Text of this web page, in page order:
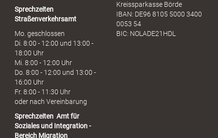
Sprechzeiten
Straßenverkehrsamt
Mo. geschlossen
Di. 8:00 - 12:00 und 13:00 -
18:00 Uhr
Mi. 8:00 - 12:00 Uhr
Do. 8:00 - 12:00 und 13:00 -
16:00 Uhr
Fr. 8:00 - 11:30 Uhr
oder nach Vereinbarung
Sprechzeiten Amt für
Soziales und Integration -
Bereich Migration
Kreissparkasse Börde
IBAN: DE96 8105 5000 3400
0053 54
BIC: NOLADE21HDL